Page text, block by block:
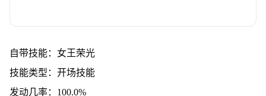
自带技能：女王荣光
技能类型：开场技能
发动几率：100.0%